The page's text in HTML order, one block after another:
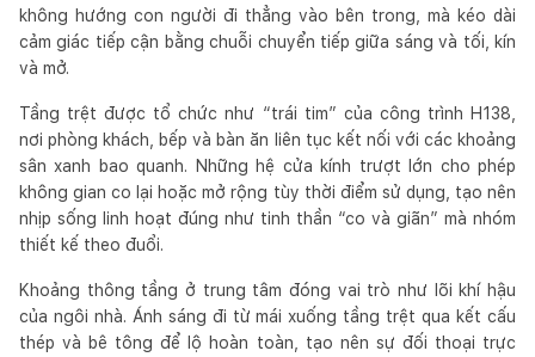
không hướng con người đi thẳng vào bên trong, mà kéo dài
cảm giác tiếp cận bằng chuỗi chuyển tiếp giữa sáng và tối, kín
và mở.
Tầng trệt được tổ chức như “trái tim” của công trình H138,
nơi phòng khách, bếp và bàn ăn liên tục kết nối với các khoảng
sân xanh bao quanh. Những hệ cửa kính trượt lớn cho phép
không gian co lại hoặc mở rộng tùy thời điểm sử dụng, tạo nên
nhịp sống linh hoạt đúng như tinh thần “co và giãn” mà nhóm
thiết kế theo đuổi.
Khoảng thông tầng ở trung tâm đóng vai trò như lõi khí hậu
của ngôi nhà. Ánh sáng đi từ mái xuống tầng trệt qua kết cấu
thép và bê tông để lộ hoàn toàn, tạo nên sự đối thoại trực